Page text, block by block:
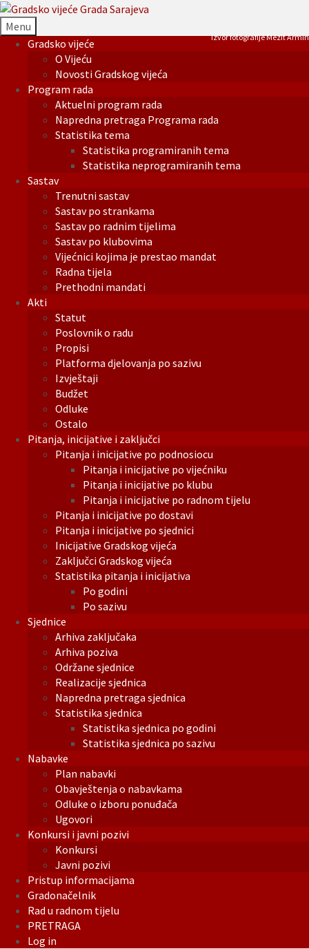
Menu
Gradsko vijeće
O Vijeću
Novosti Gradskog vijeća
Program rada
Aktuelni program rada
Napredna pretraga Programa rada
Statistika tema
Statistika programiranih tema
Statistika neprogramiranih tema
Sastav
Trenutni sastav
Sastav po strankama
Sastav po radnim tijelima
Sastav po klubovima
Vijećnici kojima je prestao mandat
Radna tijela
Prethodni mandati
Akti
Statut
Poslovnik o radu
Propisi
Platforma djelovanja po sazivu
Izvještaji
Budžet
Odluke
Ostalo
Pitanja, inicijative i zaključci
Pitanja i inicijative po podnosiocu
Pitanja i inicijative po vijećniku
Pitanja i inicijative po klubu
Pitanja i inicijative po radnom tijelu
Pitanja i inicijative po dostavi
Pitanja i inicijative po sjednici
Inicijative Gradskog vijeća
Zaključci Gradskog vijeća
Statistika pitanja i inicijativa
Po godini
Po sazivu
Sjednice
Arhiva zaključaka
Arhiva poziva
Održane sjednice
Realizacije sjednica
Napredna pretraga sjednica
Statistika sjednica
Statistika sjednica po godini
Statistika sjednica po sazivu
Nabavke
Plan nabavki
Obavještenja o nabavkama
Odluke o izboru ponuđača
Ugovori
Konkursi i javni pozivi
Konkursi
Javni pozivi
Pristup informacijama
Gradonačelnik
Rad u radnom tijelu
PRETRAGA
Log in
Izvor fotografije Mezit Armin